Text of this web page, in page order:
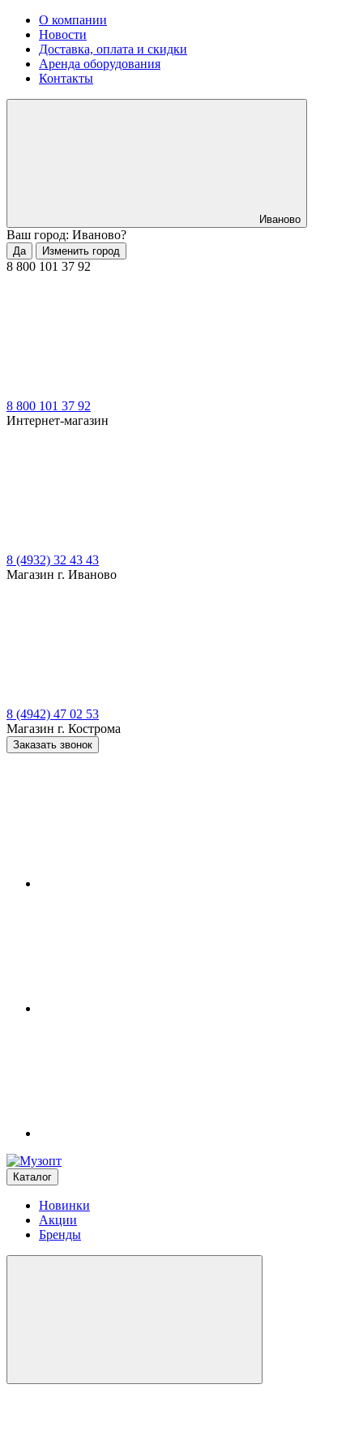
О компании
Новости
Доставка, оплата и скидки
Аренда оборудования
Контакты
Иваново
Ваш город: Иваново?
Да Изменить город
8 800 101 37 92
8 800 101 37 92
Интернет-магазин
8 (4932) 32 43 43
Магазин г. Иваново
8 (4942) 47 02 53
Магазин г. Кострома
Заказать звонок
Каталог
Новинки
Акции
Бренды